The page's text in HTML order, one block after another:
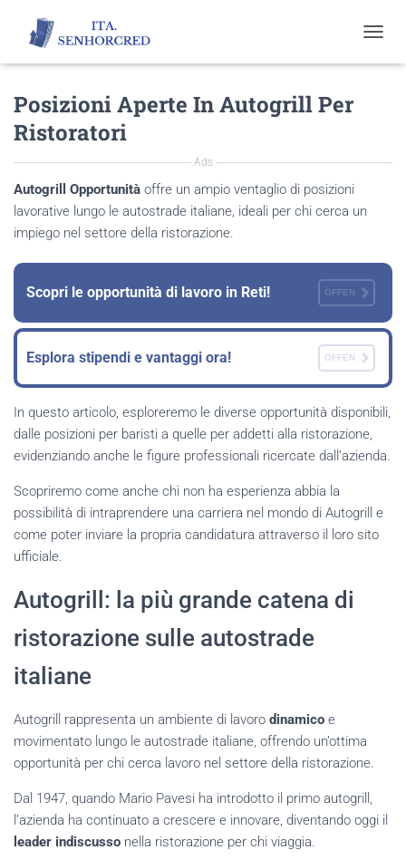
O
A
N
Posizioni Aperte In Autogrill Per
Ristoratori
Ads
Autogrill Opportunità offre un ampio ventaglio di posizioni
lavorative lungo le autostrade italiane, ideali per chi cerca un
impiego nel settore della ristorazione.
Scopri le opportunità di lavoro in Reti! OFFEN
Esplora stipendi e vantaggi ora! OFFEN
In questo articolo, esploreremo le diverse opportunità disponibili,
dalle posizioni per baristi a quelle per addetti alla ristorazione,
evidenziando anche le figure professionali ricercate dall’azienda.
Scopriremo come anche chi non ha esperienza abbia la
possibilità di intraprendere una carriera nel mondo di Autogrill e
come poter inviare la propria candidatura attraverso il loro sito
ufficiale.
Autogrill: la più grande catena di
ristorazione sulle autostrade
italiane
Autogrill rappresenta un ambiente di lavoro dinamico e
movimentato lungo le autostrade italiane, offrendo un’ottima
opportunità per chi cerca lavoro nel settore della ristorazione.
Dal 1947, quando Mario Pavesi ha introdotto il primo autogrill,
l’azienda ha continuato a crescere e innovare, diventando oggi il
leader indiscusso nella ristorazione per chi viaggia.